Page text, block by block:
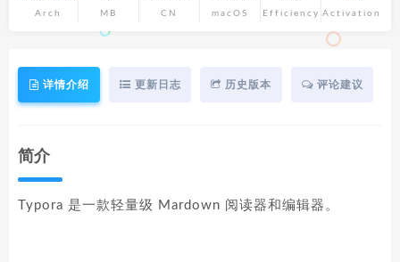
Arch MB CN macOS Efficiency Activation
详情介绍 更新日志 历史版本 评论建议
简介
Typora 是一款轻量级 Mardown 阅读器和编辑器。